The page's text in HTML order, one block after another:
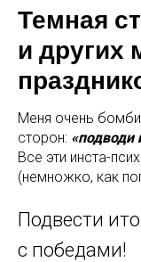
Темная
и других
Меня очень
сторон: «подводи
Все эти инста-
(немножко, как
Подвести
с победами!